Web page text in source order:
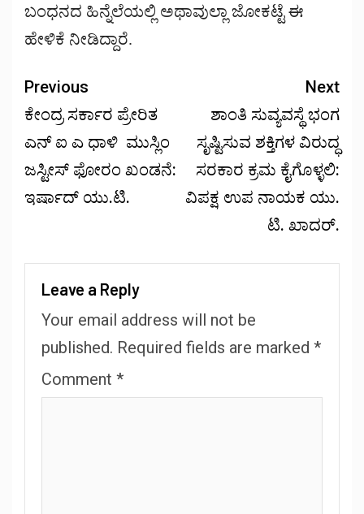
ಬಂಧನದ ಹಿನ್ನೆಲೆಯಲ್ಲಿ ಅಥಾವುಲ್ಲಾ ಜೋಕಟ್ಟೆ ಈ
ಹೇಳಿಕೆ ನೀಡಿದ್ದಾರೆ.
Previous
ಕೇಂದ್ರ ಸರ್ಕಾರ ಪ್ರೇರಿತ
ಎನ್ ಐ ಎ ಧಾಳಿ ಮುಸ್ಲಿಂ
ಜಸ್ಟೀಸ್ ಫೋರಂ ಖಂಡನೆ:
ಇರ್ಷಾದ್ ಯು.ಟಿ.
Next
ಶಾಂತಿ ಸುವ್ಯವಸ್ಥೆ ಭಂಗ
ಸೃಷ್ಟಿಸುವ ಶಕ್ತಿಗಳ ವಿರುದ್ಧ
ಸರಕಾರ ಕ್ರಮ ಕೈಗೊಳ್ಳಲಿ:
ವಿಪಕ್ಷ ಉಪ ನಾಯಕ ಯು.
ಟಿ. ಖಾದರ್.
Leave a Reply
Your email address will not be
published. Required fields are marked *
Comment *